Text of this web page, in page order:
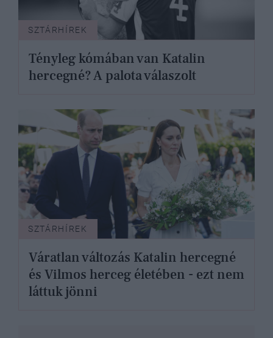
SZTÁRHÍREK
Tényleg kómában van Katalin
hercegné? A palota válaszolt
SZTÁRHÍREK
Váratlan változás Katalin hercegné
és Vilmos herceg életében - ezt nem
láttuk jönni